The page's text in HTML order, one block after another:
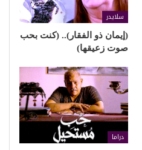
سلايدر
(إيمان ذو الفقار).. (كنت بحب
صوت زعيقها)
دراما